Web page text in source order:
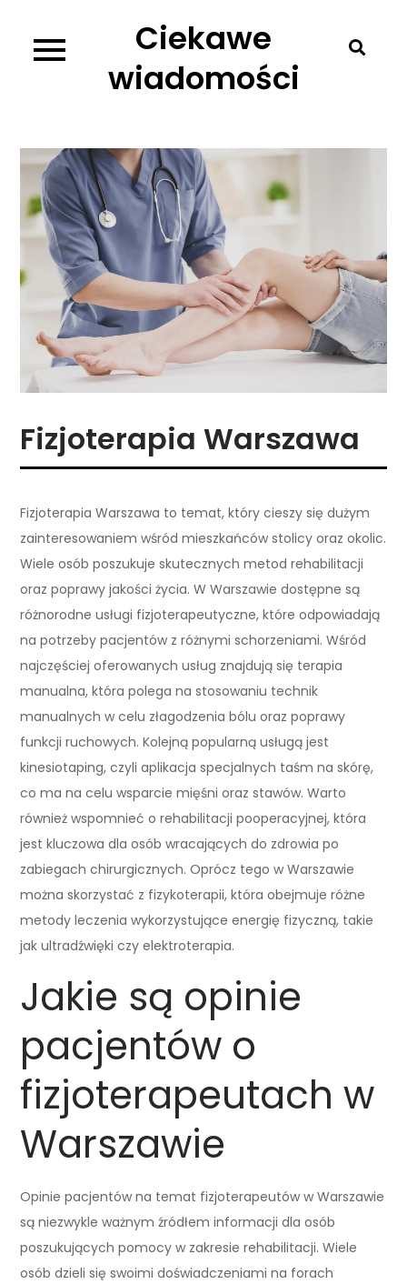
content
Ciekawe
wiadomości
Fizjoterapia Warszawa
Fizjoterapia Warszawa to temat, który cieszy się dużym
zainteresowaniem wśród mieszkańców stolicy oraz okolic.
Wiele osób poszukuje skutecznych metod rehabilitacji
oraz poprawy jakości życia. W Warszawie dostępne są
różnorodne usługi fizjoterapeutyczne, które odpowiadają
na potrzeby pacjentów z różnymi schorzeniami. Wśród
najczęściej oferowanych usług znajdują się terapia
manualna, która polega na stosowaniu technik
manualnych w celu złagodzenia bólu oraz poprawy
funkcji ruchowych. Kolejną popularną usługą jest
kinesiotaping, czyli aplikacja specjalnych taśm na skórę,
co ma na celu wsparcie mięśni oraz stawów. Warto
również wspomnieć o rehabilitacji pooperacyjnej, która
jest kluczowa dla osób wracających do zdrowia po
zabiegach chirurgicznych. Oprócz tego w Warszawie
można skorzystać z fizykoterapii, która obejmuje różne
metody leczenia wykorzystujące energię fizyczną, takie
jak ultradźwięki czy elektroterapia.
Jakie są opinie
pacjentów o
fizjoterapeutach w
Warszawie
Opinie pacjentów na temat fizjoterapeutów w Warszawie
są niezwykle ważnym źródłem informacji dla osób
poszukujących pomocy w zakresie rehabilitacji. Wiele
osób dzieli się swoimi doświadczeniami na forach